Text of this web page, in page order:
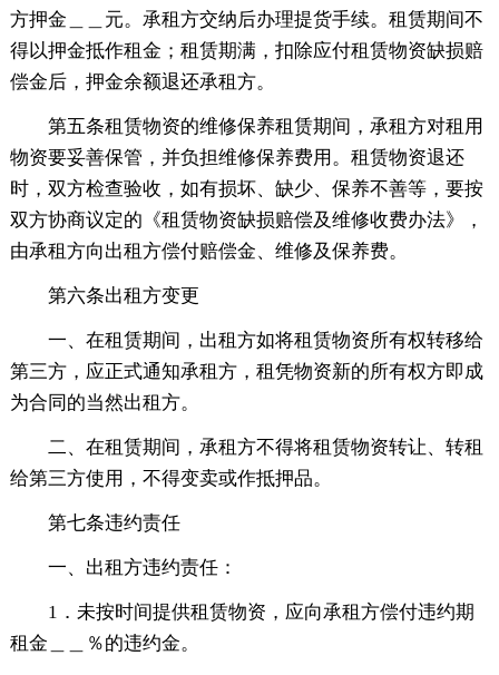
方押金＿＿元。承租方交纳后办理提货手续。租赁期间不
得以押金抵作租金；租赁期满，扣除应付租赁物资缺损赔
偿金后，押金余额退还承租方。
第五条租赁物资的维修保养租赁期间，承租方对租用
物资要妥善保管，并负担维修保养费用。租赁物资退还
时，双方检查验收，如有损坏、缺少、保养不善等，要按
双方协商议定的《租赁物资缺损赔偿及维修收费办法》，
由承租方向出租方偿付赔偿金、维修及保养费。
第六条出租方变更
一、在租赁期间，出租方如将租赁物资所有权转移给
第三方，应正式通知承租方，租凭物资新的所有权方即成
为合同的当然出租方。
二、在租赁期间，承租方不得将租赁物资转让、转租
给第三方使用，不得变卖或作抵押品。
第七条违约责任
一、出租方违约责任：
1．未按时间提供租赁物资，应向承租方偿付违约期
租金＿＿％的违约金。